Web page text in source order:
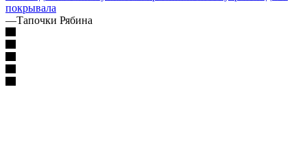
покрывала
—Тапочки Рябина